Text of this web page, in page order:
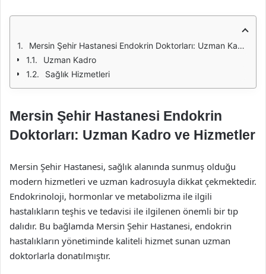
Mersin Şehir Hastanesi Endokrin Doktorları: Uzman Kadro ve Hizmetler
Uzman Kadro
Sağlık Hizmetleri
Mersin Şehir Hastanesi Endokrin
Doktorları: Uzman Kadro ve Hizmetler
Mersin Şehir Hastanesi, sağlık alanında sunmuş olduğu
modern hizmetleri ve uzman kadrosuyla dikkat çekmektedir.
Endokrinoloji, hormonlar ve metabolizma ile ilgili
hastalıkların teşhis ve tedavisi ile ilgilenen önemli bir tıp
dalıdır. Bu bağlamda Mersin Şehir Hastanesi, endokrin
hastalıkların yönetiminde kaliteli hizmet sunan uzman
doktorlarla donatılmıştır.